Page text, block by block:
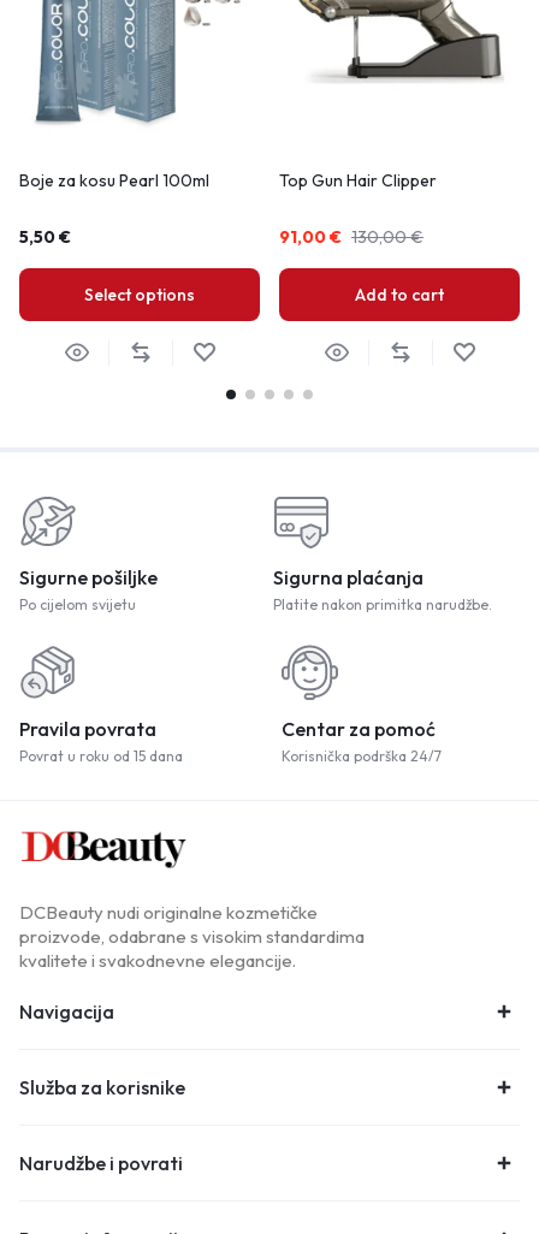
Boje za kosu Pearl 100ml
5,50€
Select options
Top Gun Hair Clipper
91,00€ 130,00€
Add to cart
Sigurne pošiljke
Po cijelom svijetu
Sigurna plaćanja
Platite nakon primitka narudžbe.
Pravila povrata
Povrat u roku od 15 dana
Centar za pomoć
Korisnička podrška 24/7
DCBeauty nudi originalne kozmetičke
proizvode, odabrane s visokim standardima
kvalitete i svakodnevne elegancije.
Navigacija
Služba za korisnike
Narudžbe i povrati